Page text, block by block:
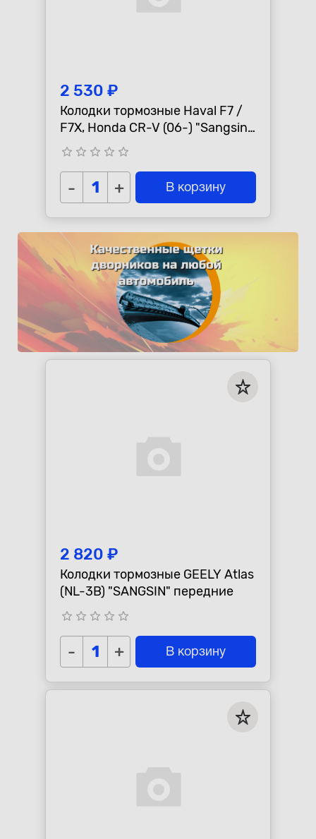
2 530 ₽
Колодки тормозные Haval F7 /
F7X, Honda CR-V (06-) "Sangsin"
передние
star_border star_border star_border star_border star_border
- + В корзину
2 820 ₽
Колодки тормозные GEELY Atlas
(NL-3B) "SANGSIN" передние
star_border star_border star_border star_border star_border
- + В корзину